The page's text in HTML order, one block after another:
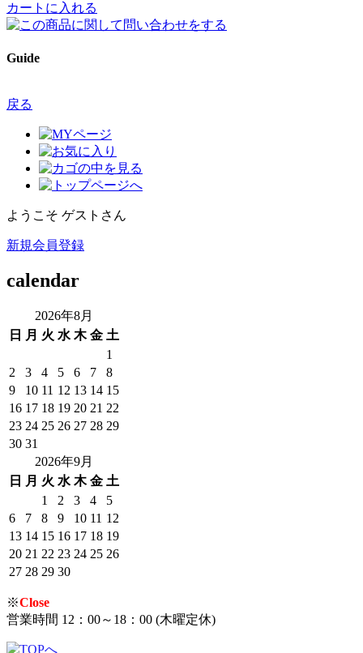
カートに入れる
Guide
戻る
ようこそ ゲストさん
新規会員登録
calendar
2026年8月
日
月 火 水 木 金 土
1
2
3 4 5 6 7
8
9
10 11 12 13 14 15
16 17 18 19 20 21 22
23 24 25 26 27 28 29
30 31
2026年9月
日
月 火 水 木 金 土
1
2 3 4
5
6
7 8 9 10 11 12
13 14 15 16 17 18 19
20 21 22 23 24 25 26
27 28 29 30
※Close
営業時間 12：00～18：00 (木曜定休)